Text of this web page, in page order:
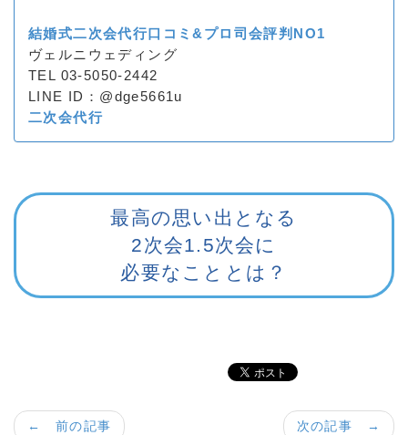
結婚式二次会代行口コミ&プロ司会評判NO1
ヴェルニウェディング
TEL 03-5050-2442
LINE ID：@dge5661u
二次会代行
最高の思い出となる
2次会1.5次会に
必要なこととは？
次の記事 →
← 前の記事